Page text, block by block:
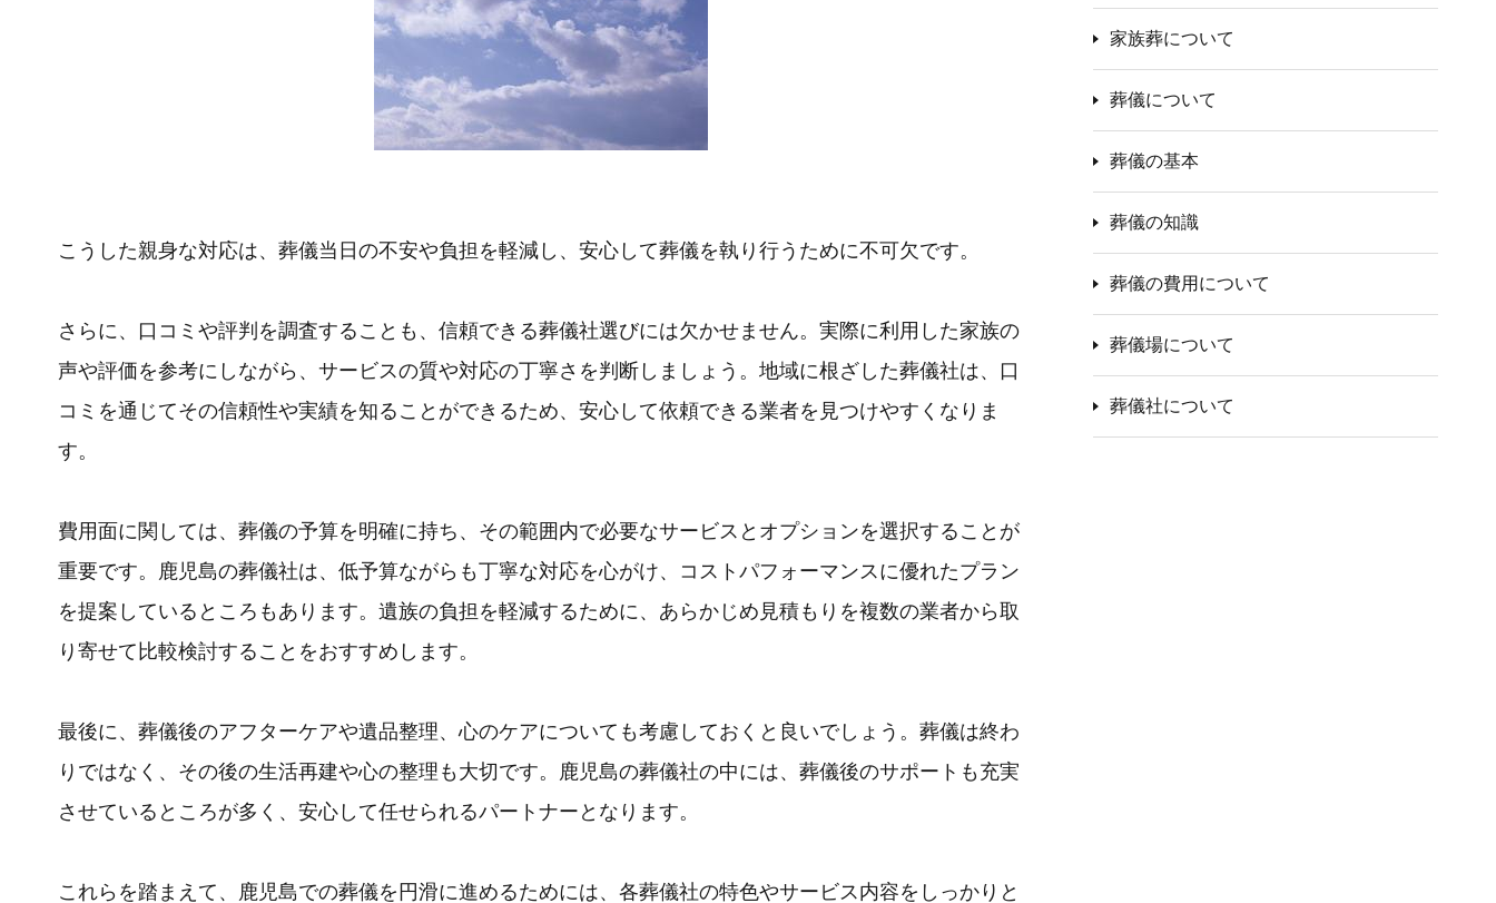
こうした親身な対応は、葬儀当日の不安や負担を軽減し、安心して葬儀を執り行うために不可欠です。
さらに、口コミや評判を調査することも、信頼できる葬儀社選びには欠かせません。実際に利用した家族の
声や評価を参考にしながら、サービスの質や対応の丁寧さを判断しましょう。地域に根ざした葬儀社は、口
コミを通じてその信頼性や実績を知ることができるため、安心して依頼できる業者を見つけやすくなりま
す。
費用面に関しては、葬儀の予算を明確に持ち、その範囲内で必要なサービスとオプションを選択することが
重要です。鹿児島の葬儀社は、低予算ながらも丁寧な対応を心がけ、コストパフォーマンスに優れたプラン
を提案しているところもあります。遺族の負担を軽減するために、あらかじめ見積もりを複数の業者から取
り寄せて比較検討することをおすすめします。
最後に、葬儀後のアフターケアや遺品整理、心のケアについても考慮しておくと良いでしょう。葬儀は終わ
りではなく、その後の生活再建や心の整理も大切です。鹿児島の葬儀社の中には、葬儀後のサポートも充実
させているところが多く、安心して任せられるパートナーとなります。
これらを踏まえて、鹿児島での葬儀を円滑に進めるためには、各葬儀社の特色やサービス内容をしっかりと
家族葬について
葬儀について
葬儀の基本
葬儀の知識
葬儀の費用について
葬儀場について
葬儀社について